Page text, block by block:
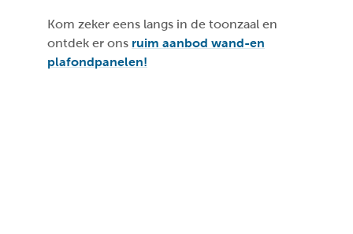
Kom zeker eens langs in de toonzaal en
ontdek er ons ruim aanbod wand-en
plafondpanelen!